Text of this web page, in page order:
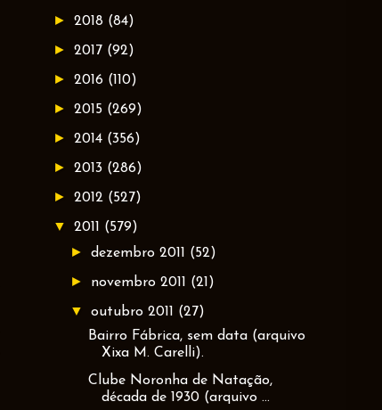
► 2018 (84)
► 2017 (92)
► 2016 (110)
► 2015 (269)
► 2014 (356)
► 2013 (286)
► 2012 (527)
▼ 2011 (579)
►dezembro 2011 (52)
► novembro 2011 (21)
▼outubro 2011 (27)
Bairro Fábrica, sem data (arquivo
Xixa M. Carelli).
Clube Noronha de Natação,
década de 1930 (arquivo ...